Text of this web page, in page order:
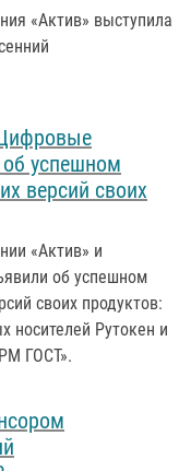
«Актив» выступила
об успешном
версий своих
«Актив» и
об успешном
своих продуктов:
носителей Рутокен и
ГОСТ».